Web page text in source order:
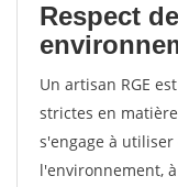
Respect
Un artisan RGE
strictes en
s'engage à
l'environnement,